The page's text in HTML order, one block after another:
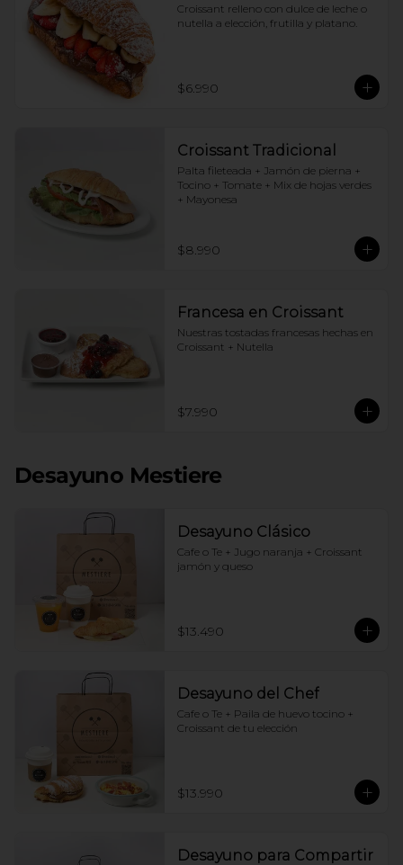
Croissant relleno con dulce de leche o
nutella a elección, frutilla y platano.
$6.990
Croissant Tradicional
Palta fileteada + Jamón de pierna +
Tocino + Tomate + Mix de hojas verdes
+ Mayonesa
$8.990
Francesa en Croissant
Nuestras tostadas francesas hechas en
Croissant + Nutella
$7.990
Desayuno Mestiere
Desayuno Clásico
Cafe o Te + Jugo naranja + Croissant
jamón y queso
$13.490
Desayuno del Chef
Cafe o Te + Paila de huevo tocino +
Croissant de tu elección
$13.990
Desayuno para Compartir